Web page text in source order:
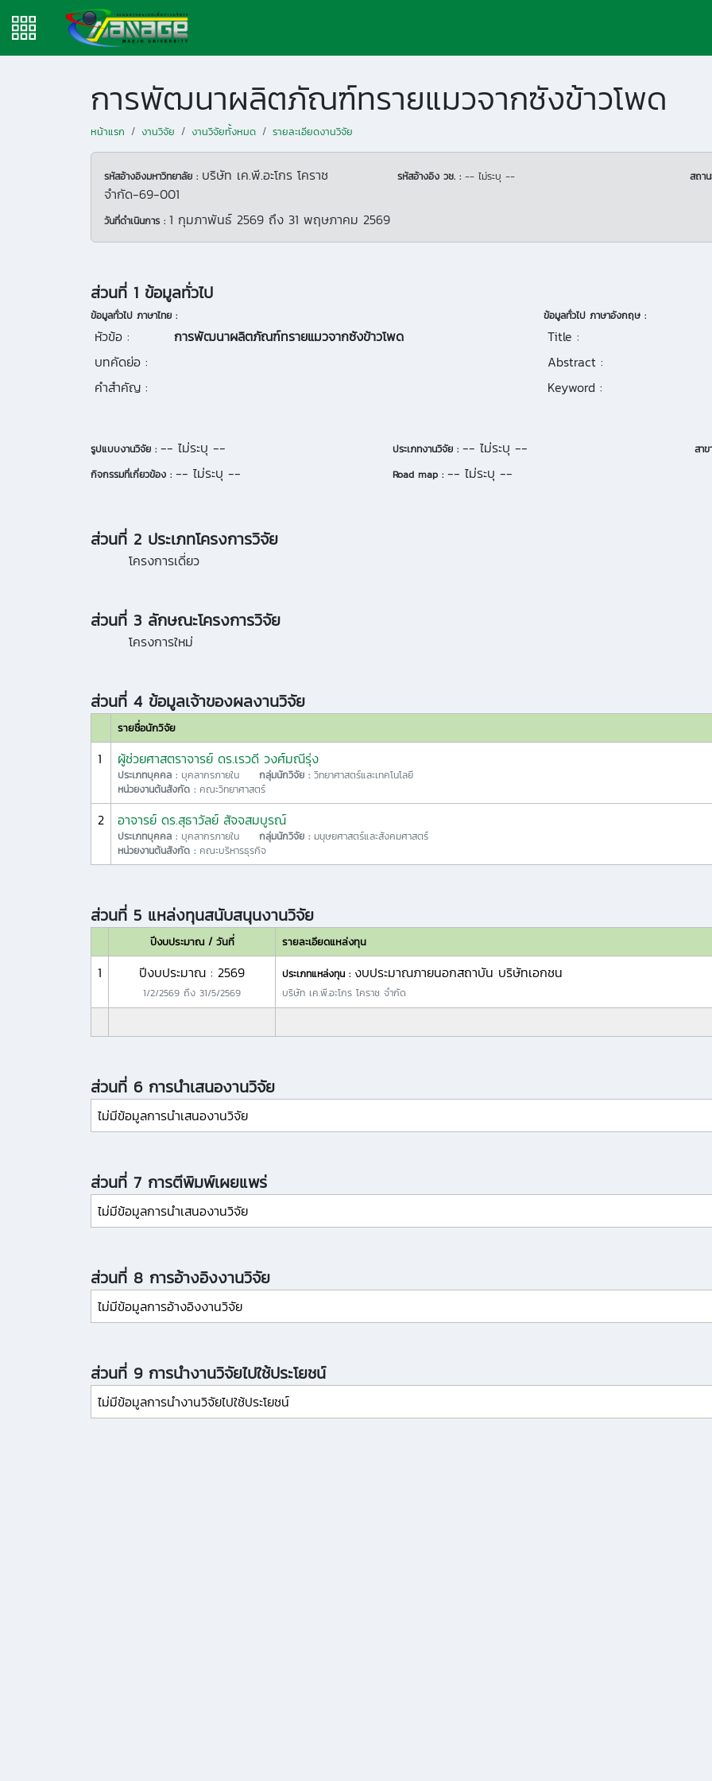
การพัฒนาผลิตภัณฑ์ทรายแมวจากซังข้าวโพด
หน้าแรก งานวิจัย งานวิจัยทั้งหมด รายละเอียดงานวิจัย
รหัสอ้างอิงมหาวิทยาลัย : บริษัท เค.พี.อะโกร โคราช
จำกัด-69-001
รหัสอ้างอิง วช. : -- ไม่ระบุ -- สถา
วันที่ดำเนินการ : 1 กุมภาพันธ์ 2569 ถึง 31 พฤษภาคม 2569
ส่วนที่ 1 ข้อมูลทั่วไป
ข้อมูลทั่วไป ภาษาไทย :
หัวข้อ :
การพัฒนาผลิตภัณฑ์ทรายแมวจากซังข้าวโพด
บทคัดย่อ :
คำสำคัญ :
ข้อมูลทั่วไป ภาษาอังกฤษ :
Title :
Abstract :
Keyword :
รูปแบบงานวิจัย : -- ไม่ระบุ -- ประเภทงานวิจัย : -- ไม่ระบุ -- สา
กิจกรรมที่เกี่ยวข้อง : -- ไม่ระบุ -- Road map : -- ไม่ระบุ --
ส่วนที่ 2 ประเภทโครงการวิจัย
โครงการเดี่ยว
ส่วนที่ 3 ลักษณะโครงการวิจัย
โครงการใหม่
ส่วนที่ 4 ข้อมูลเจ้าของผลงานวิจัย
รายชื่อนักวิจัย
1 ผู้ช่วยศาสตราจารย์ ดร.เรวดี วงศ์มณีรุ่ง
ประเภทบุคคล : บุคลากรภายใน กลุ่มนักวิจัย : วิทยาศาสตร์และเทคโนโลยี
หน่วยงานต้นสังกัด : คณะวิทยาศาสตร์
2 อาจารย์ ดร.สุธาวัลย์ สัจจสมบูรณ์
ประเภทบุคคล : บุคลากรภายใน กลุ่มนักวิจัย : มนุษยศาสตร์และสังคมศาสตร์
หน่วยงานต้นสังกัด : คณะบริหารธุรกิจ
ส่วนที่ 5 แหล่งทุนสนับสนุนงานวิจัย
ปีงบประมาณ / วันที่ รายละเอียดแหล่งทุน
1 ปีงบประมาณ : 2569
1/2/2569 ถึง 31/5/2569
ประเภทแหล่งทุน : งบประมาณภายนอกสถาบัน บริษัทเอกชน
บริษัท เค.พี.อะโกร โคราช จำกัด
ส่วนที่ 6 การนำเสนองานวิจัย
ไม่มีข้อมูลการนำเสนองานวิจัย
ส่วนที่ 7 การตีพิมพ์เผยแพร่
ไม่มีข้อมูลการนำเสนองานวิจัย
ส่วนที่ 8 การอ้างอิงงานวิจัย
ไม่มีข้อมูลการอ้างอิงงานวิจัย
ส่วนที่ 9 การนำงานวิจัยไปใช้ประโยชน์
ไม่มีข้อมูลการนำงานวิจัยไปใช้ประโยชน์